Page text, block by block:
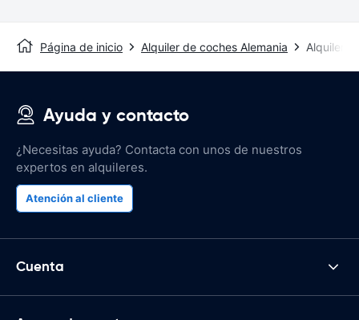
Página de inicio Alquiler de coches Alemania Alquiler
Ayuda y contacto
¿Necesitas ayuda? Contacta con unos de nuestros
expertos en alquileres.
Atención al cliente
Cuenta